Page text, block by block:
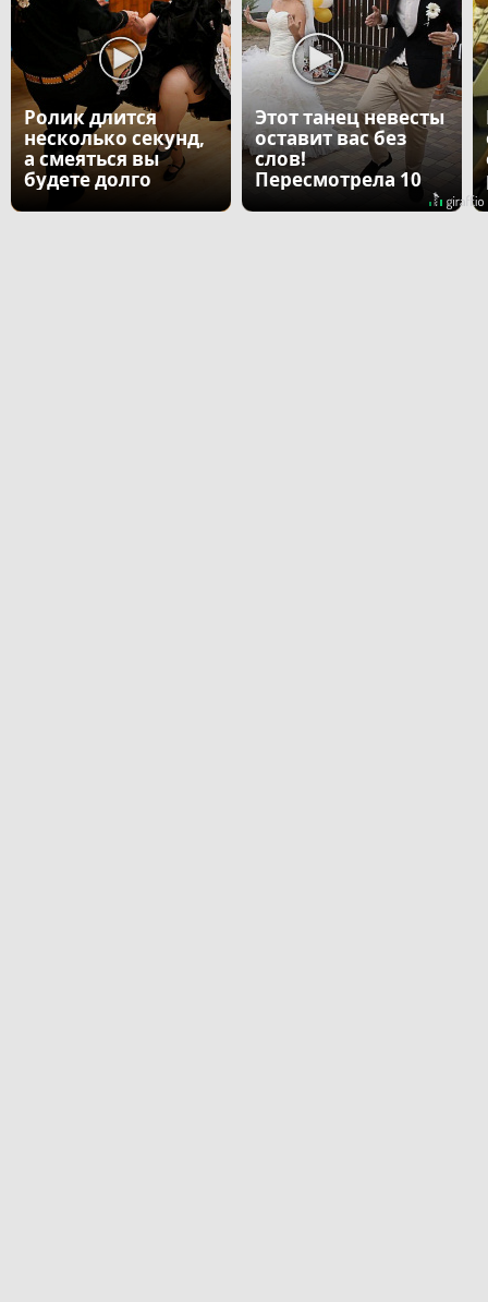
Ролик длится
несколько секунд,
а смеяться вы
будете долго
Этот танец невесты
оставит вас без
слов!
Пересмотрела 10